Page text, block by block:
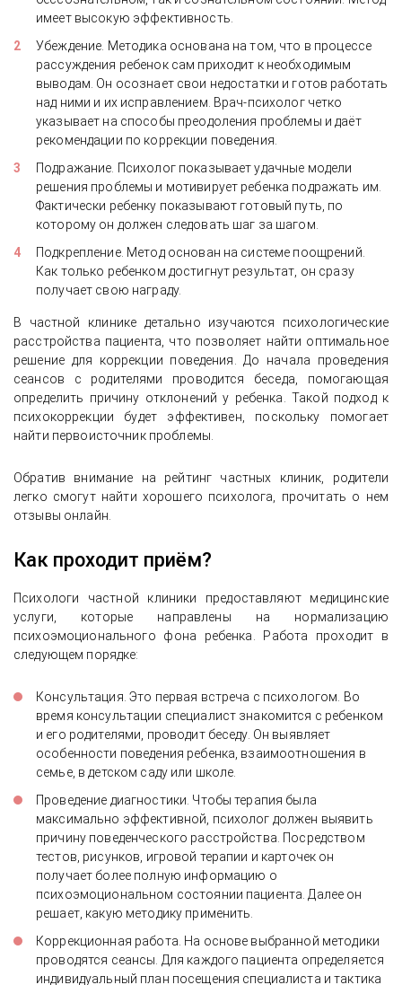
имеет высокую эффективность.
Убеждение. Методика основана на том, что в процессе
рассуждения ребенок сам приходит к необходимым
выводам. Он осознает свои недостатки и готов работать
над ними и их исправлением. Врач-психолог четко
указывает на способы преодоления проблемы и даёт
рекомендации по коррекции поведения.
Подражание. Психолог показывает удачные модели
решения проблемы и мотивирует ребенка подражать им.
Фактически ребенку показывают готовый путь, по
которому он должен следовать шаг за шагом.
Подкрепление. Метод основан на системе поощрений.
Как только ребенком достигнут результат, он сразу
получает свою награду.
В частной клинике детально изучаются психологические
расстройства пациента, что позволяет найти оптимальное
решение для коррекции поведения. До начала проведения
сеансов с родителями проводится беседа, помогающая
определить причину отклонений у ребенка. Такой подход к
психокоррекции будет эффективен, поскольку помогает
найти первоисточник проблемы.
Обратив внимание на рейтинг частных клиник, родители
легко смогут найти хорошего психолога, прочитать о нем
отзывы онлайн.
Как проходит приём?
Психологи частной клиники предоставляют медицинские
услуги, которые направлены на нормализацию
психоэмоционального фона ребенка. Работа проходит в
следующем порядке:
Консультация. Это первая встреча с психологом. Во
время консультации специалист знакомится с ребенком
и его родителями, проводит беседу. Он выявляет
особенности поведения ребенка, взаимоотношения в
семье, в детском саду или школе.
Проведение диагностики. Чтобы терапия была
максимально эффективной, психолог должен выявить
причину поведенческого расстройства. Посредством
тестов, рисунков, игровой терапии и карточек он
получает более полную информацию о
психоэмоциональном состоянии пациента. Далее он
решает, какую методику применить.
Коррекционная работа. На основе выбранной методики
проводятся сеансы. Для каждого пациента определяется
индивидуальный план посещения специалиста и тактика